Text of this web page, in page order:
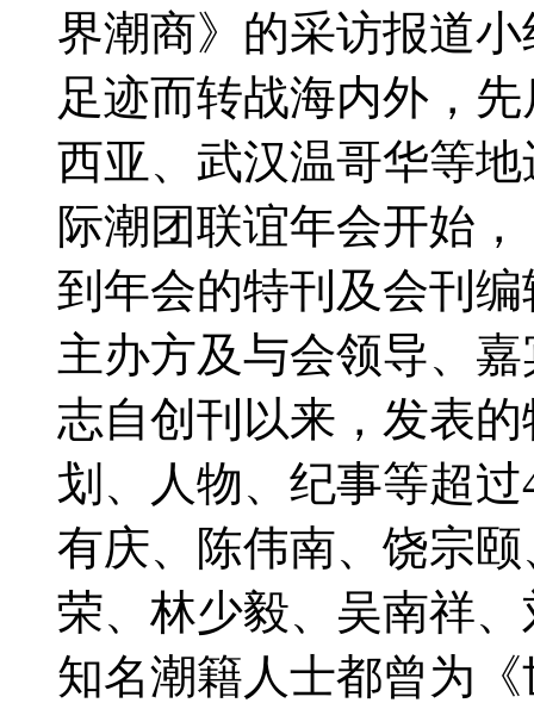
界潮商》的采访报道
足迹而转战海内外，
西亚、武汉温哥华等
际潮团联谊年会开始
到年会的特刊及会刊
主办方及与会领导、
志自创刊以来，发表
划、人物、纪事等超
有庆、陈伟南、饶宗
荣、林少毅、吴南祥
知名潮籍人士都曾为